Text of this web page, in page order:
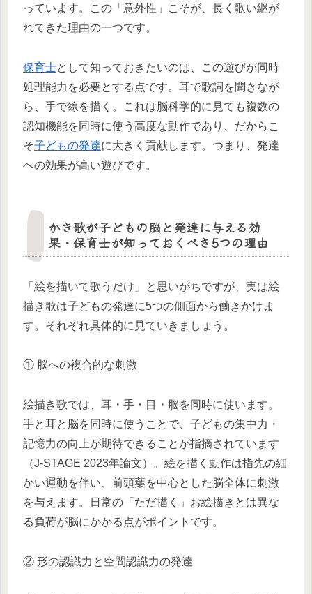
っています。この「意外性」こそが、長く歌い継が
れてきた理由の一つです。
保育士として知っておきたいのは、この遊びが同時
処理能力を必要とする点です。耳で歌詞を聞きなが
ら、手で線を描く。これは脳科学的に見ても複数の
認知機能を同時に使う高度な動作であり、だからこ
そ子どもの発達に大きく貢献します。つまり、発達
への効果が高い遊びです。
かき歌が子どもの脳と発達に与える効
果・保育士が知っておくべき5つの理由
「絵を描いて歌うだけ」と思いがちですが、実は絵
描き歌は子どもの発達に5つの側面から働きかけま
す。それぞれ具体的に見ていきましょう。
① 脳への複合的な刺激
絵描き歌では、耳・手・目・脳を同時に使います。
手と耳と脳を同時に使うことで、子どもの集中力・
記憶力の向上が期待できることが指摘されています
（J-STAGE 2023年論文）。絵を描く動作は指先の細
かい運動を伴い、前頭葉を中心とした脳全体に刺激
を与えます。日常の「ただ描く」お絵描きとは異な
る負荷が脳にかかる点がポイントです。
② 形の認識力と空間認識力の発達